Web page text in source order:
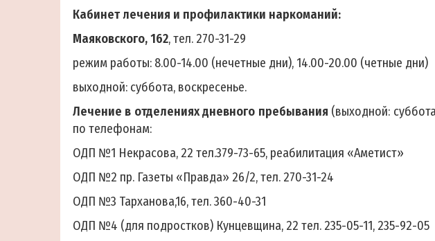
Кабинет лечения и профилактики наркоманий:
Маяковского, 162, тел. 270-31-29
режим работы: 8.00-14.00 (нечетные дни), 14.00-20.00 (четные дни)
выходной: суббота, воскресенье.
Лечение в отделениях дневного пребывания (выходной:
по телефонам:
ОДП №1 Некрасова, 22 тел.379-73-65, реабилитация «Аметист»
ОДП №2 пр. Газеты «Правда» 26/2, тел. 270-31-24
ОДП №3 Тарханова,16, тел. 360-40-31
ОДП №4 (для подростков) Кунцевщина, 22 тел. 235-05-11, 235-92-05